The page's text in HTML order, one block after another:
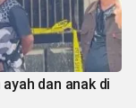
dan anak di